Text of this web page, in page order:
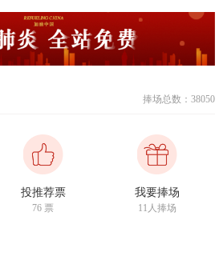
捧场总数：38050
投推荐票
76 票
我要捧场
11人捧场